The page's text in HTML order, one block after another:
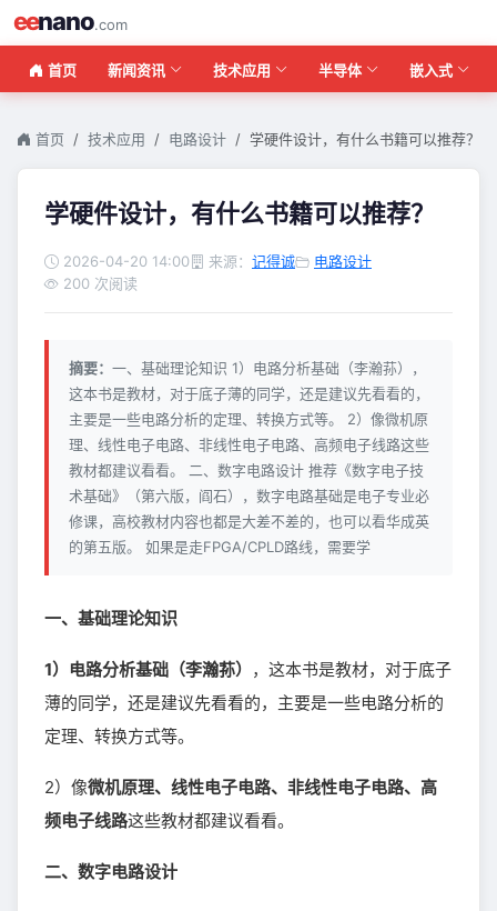
eenano.com
首页 新闻资讯 技术应用 半导体 嵌入式
首页 技术应用 电路设计 学硬件设计，有什么书籍可以推荐？
学硬件设计，有什么书籍可以推荐？
2026-04-20 14:00 来源： 记得诚
电路设计
200 次阅读
摘要： 一、基础理论知识 1）电路分析基础（李瀚荪），
这本书是教材，对于底子薄的同学，还是建议先看看的，
主要是一些电路分析的定理、转换方式等。 2）像微机原
理、线性电子电路、非线性电子电路、高频电子线路这些
教材都建议看看。 二、数字电路设计 推荐《数字电子技
术基础》（第六版，阎石），数字电路基础是电子专业必
修课，高校教材内容也都是大差不差的，也可以看华成英
的第五版。 如果是走FPGA/CPLD路线，需要学
一、基础理论知识
1）电路分析基础（李瀚荪） ，这本书是教材，对于底子
薄的同学，还是建议先看看的，主要是一些电路分析的
定理、转换方式等。
2）像微机原理、线性电子电路、非线性电子电路、高
频电子线路这些教材都建议看看。
二、数字电路设计